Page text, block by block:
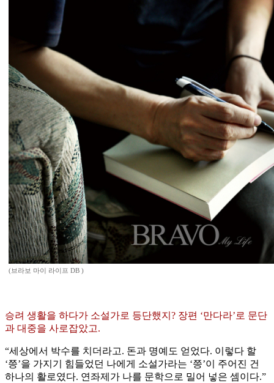
(브라보 마이 라이프 DB )
승려 생활을 하다가 소설가로 등단했지? 장편 ‘만다라’로 문단
과 대중을 사로잡았고.
“세상에서 박수를 치더라고. 돈과 명예도 얻었다. 이렇다 할
‘쯩’을 가지기 힘들었던 나에게 소설가라는 ‘쯩’이 주어진 건
하나의 활로였다. 연좌제가 나를 문학으로 밀어 넣은 셈이다.”